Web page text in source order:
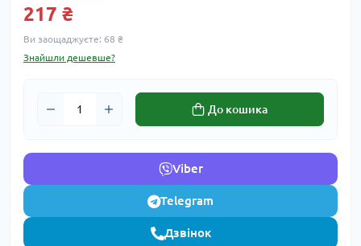
217 ₴
Ви заощаджуєте: 68 ₴
Знайшли дешевше?
До кошика
Viber
Telegram
Дзвінок